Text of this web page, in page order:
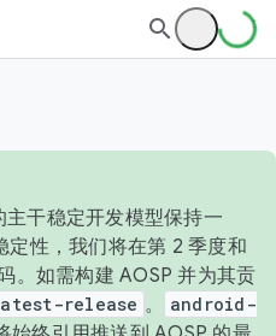
干稳定开发模型保持一
性，我们将在第 2 季度和
。如需构建 AOSP 并为其贡
release 。
android-